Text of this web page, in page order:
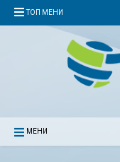
ТОП МЕНИ
МЕНИ